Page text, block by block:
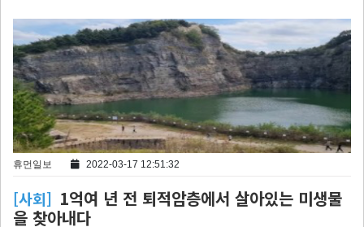
휴먼일보 2022-03-17 12:51:32
[사회] 1억여 년 전 퇴적암층에서 살아있는 미생물
을 찾아내다